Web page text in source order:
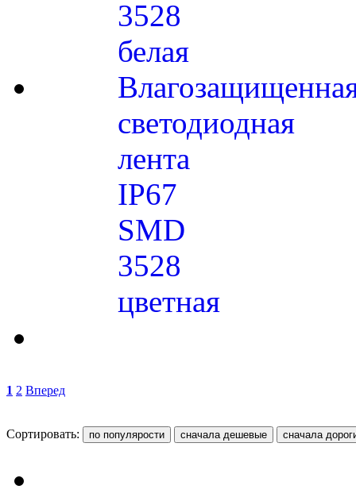
3528
белая
светодиодная
лента
IP67
SMD
3528
цветная
1 2 Вперед
Сортировать: